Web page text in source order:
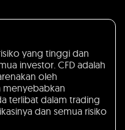
yang tinggi dan
investor. CFD adalah
oleh
menyebabkan
terlibat dalam trading
dan semua risiko